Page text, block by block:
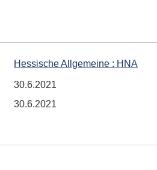
Hessische Allgemeine : HNA
30.6.2021
30.6.2021